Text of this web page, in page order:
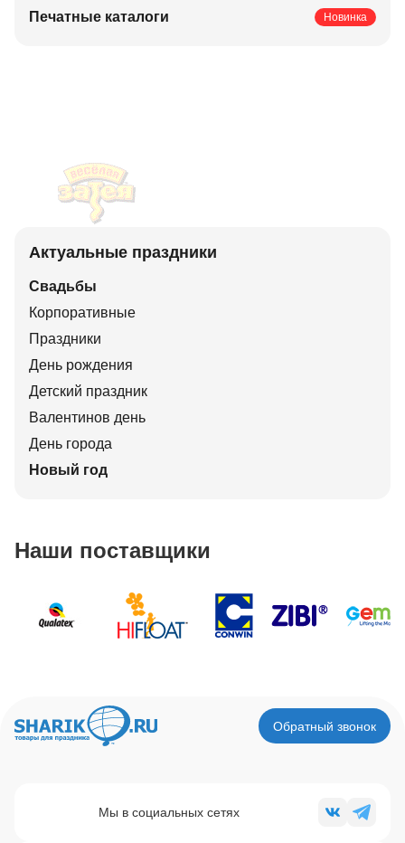
Печатные каталоги
Новинка
Актуальные праздники
Свадьбы
Корпоративные
Праздники
День рождения
Детский праздник
Валентинов день
День города
Новый год
Наши поставщики
Обратный звонок
Мы в социальных сетях